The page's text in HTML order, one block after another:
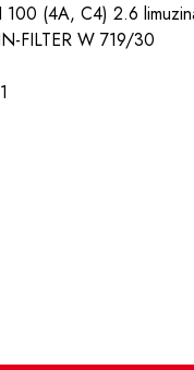
100 (4A, C4) 2.6
FILTER W 719/30